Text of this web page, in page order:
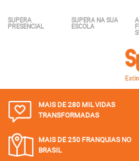
SUPERA
PRESENCIAL
SUPERA NA SUA
ESCOLA
MAIS DE 280 MILVIDAS
TRANSFORMADAS
MAIS DE 250 FRANQUIASNO
BRASIL